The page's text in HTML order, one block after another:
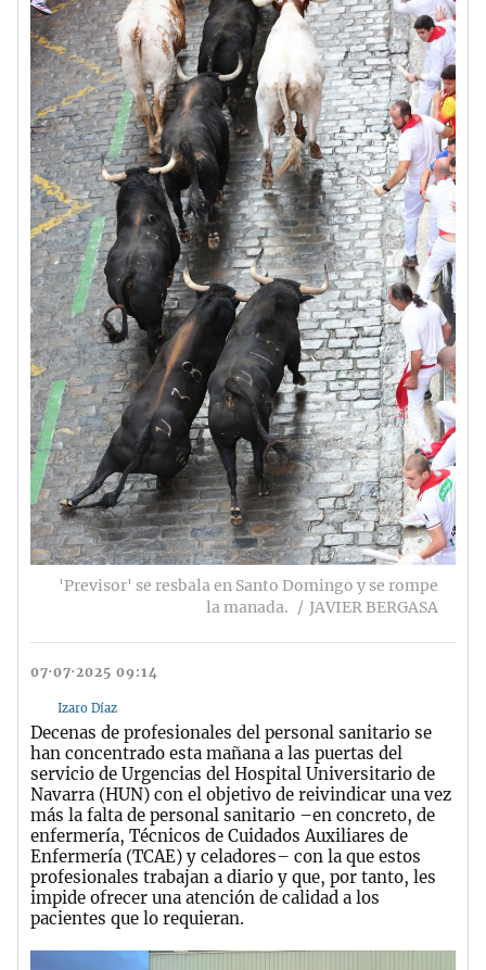
'Previsor' se resbala en Santo Domingo y se rompe
la manada.
JAVIER BERGASA
07·07·2025 09:14
Izaro Díaz
Decenas de profesionales del personal sanitario se
han concentrado esta mañana a las puertas del
servicio de Urgencias del Hospital Universitario de
Navarra (HUN) con el objetivo de reivindicar una vez
más la falta de personal sanitario –en concreto, de
enfermería, Técnicos de Cuidados Auxiliares de
Enfermería (TCAE) y celadores– con la que estos
profesionales trabajan a diario y que, por tanto, les
impide ofrecer una atención de calidad a los
pacientes que lo requieran.